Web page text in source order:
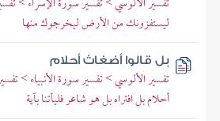
ليستفزونك من الأرض ليخرجوك منها
بل قالوا أضغاث أحلام
تفسير الألوسي > تفسير سورة الأنبياء >
أحلام بل افتراه بل هو شاعر فليأتنا بآية